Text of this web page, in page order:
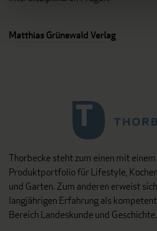
Matthias Grünewald Verlag
Thorbecke steht zum einen mit
Produktportfolio für Lifestyle,
und Garten. Zum anderen erweist
langjährigen Erfahrung als
Bereich Landeskunde und Geschichte.